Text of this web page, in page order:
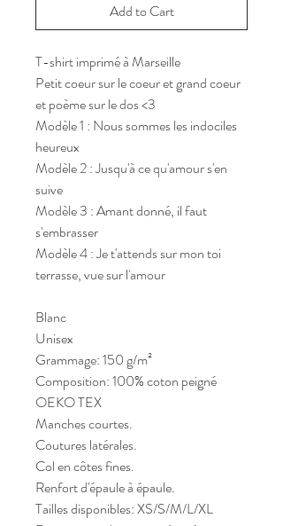
Add to Cart
T-shirt imprimé à Marseille
Petit coeur sur le coeur et grand coeur
et poème sur le dos <3
Modèle 1 : Nous sommes les indociles
heureux
Modèle 2 : Jusqu'à ce qu'amour s'en
suive
Modèle 3 : Amant donné, il faut
s'embrasser
Modèle 4 : Je t'attends sur mon toi
terrasse, vue sur l'amour
Blanc
Unisex
Grammage: 150 g/m²
Composition: 100% coton peigné
OEKO TEX
Manches courtes.
Coutures latérales.
Col en côtes fines.
Renfort d'épaule à épaule.
Tailles disponibles: XS/S/M/L/XL